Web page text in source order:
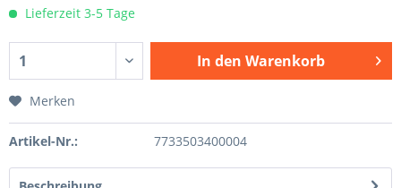
Lieferzeit 3-5 Tage
In den Warenkorb
Merken
Artikel-Nr.: 7733503400004